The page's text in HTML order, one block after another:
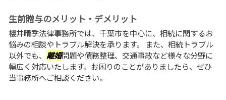
生前贈与のメリット・デメリット
櫻井晴季法律事務所では、千葉市を中心に、相続に関するお
悩みの相談やトラブル解決を承ります。 また、相続トラブル
以外でも、 離婚問題や債務整理、交通事故など様々な分野に
幅広く対応いたします。お困りのことがありましたら、ぜひ
当事務所へご相談ください。